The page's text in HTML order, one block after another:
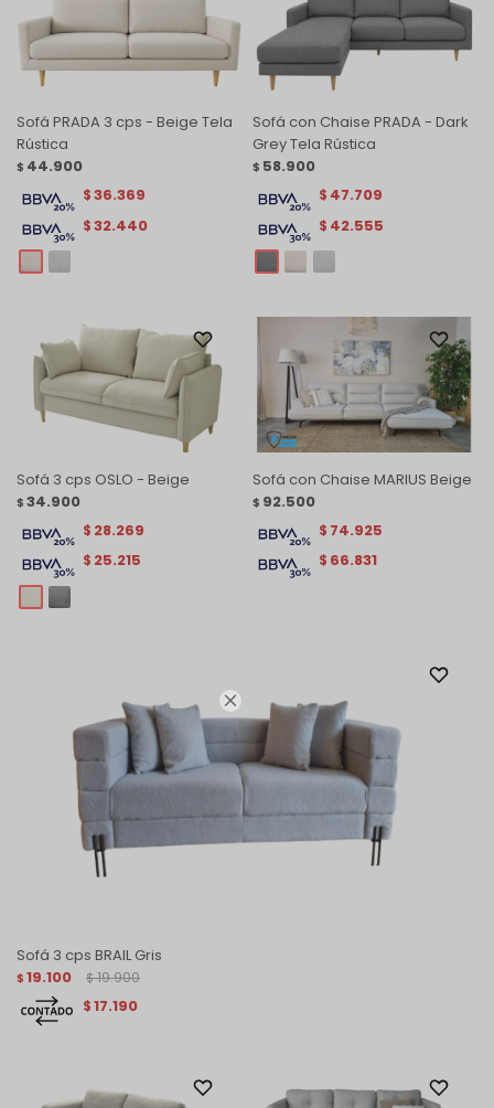

Sofá PRADA 3 cps - Beige Tela
Rústica
$ 44.900
$32.440
$36.369
Sofá con Chaise PRADA - Dark
Grey Tela Rústica
$ 58.900
$ 42.555
$ 47.709
Sofá 3 cps OSLO - Beige
$ 34.900
$ 25.215
$ 28.269
Sofá con Chaise MARIUS Beige
$ 92.500
$ 66.831
$ 74.925
Sofá 3 cps BRAIL Gris
$ 19.100 $ 19.900
$17.190